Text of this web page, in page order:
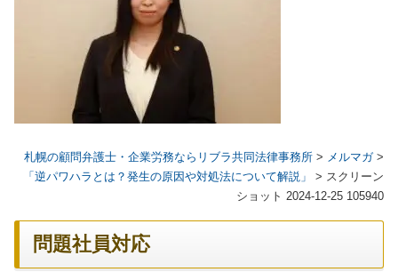
札幌の顧問弁護士・企業労務ならリブラ共同法律事務所 > メルマガ>
「逆パワハラとは？発生の原因や対処法について解説」
> スクリーン
ショット 2024-12-25 105940
問題社員対応